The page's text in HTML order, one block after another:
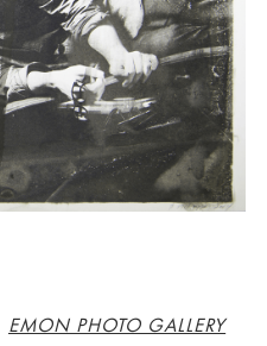
EMON PHOTO GALLERY